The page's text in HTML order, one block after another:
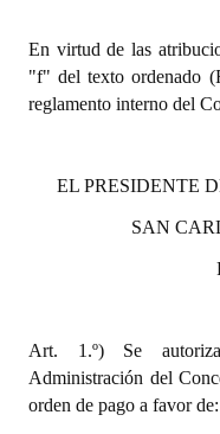
Ejecución Presupuestaria
Actas de Audiencias
Comunicaciones
Resoluciones de
INSTITUCIONAL
En virtud de las
"f" del texto ordenado
reglamento interno del
EL PRESIDENTE
SAN
Art. 1.º) Se
Administración del
orden de pago a favor de: